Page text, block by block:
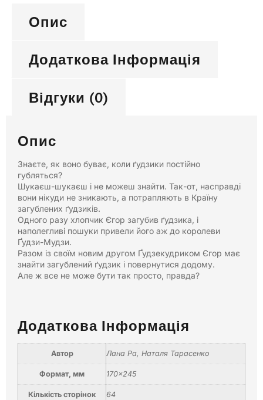
Опис
Додаткова Інформація
Відгуки (0)
Опис
Знаєте, як воно буває, коли ґудзики постійно
губляться?
Шукаєш-шукаєш і не можеш знайти. Так-от, насправді
вони нікуди не зникають, а потрапляють в Країну
загублених ґудзиків.
Одного разу хлопчик Єгор загубив ґудзика, і
наполегливі пошуки привели його аж до королеви
Ґудзи-Мудзи.
Разом із своїм новим другом Ґудзекудриком Єгор має
знайти загублений ґудзик і повернутися додому.
Але ж все не може бути так просто, правда?
Додаткова Інформація
Автор Лана Ра, Наталя Тарасенко
Формат, мм 170×245
Кількість сторінок 64